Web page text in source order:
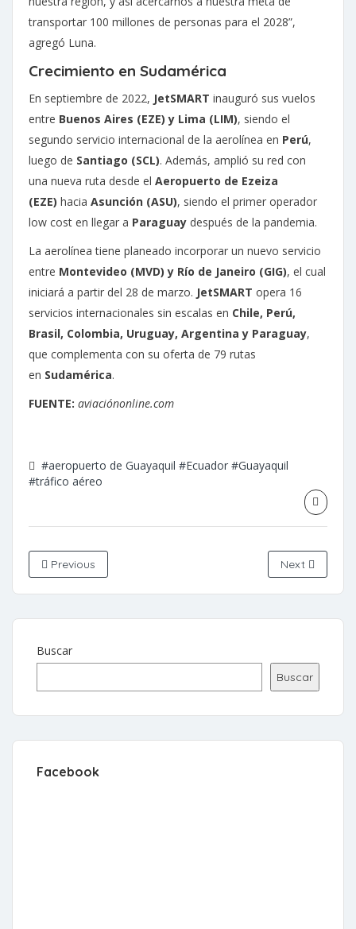
transportar 100 millones de personas para el 2028”,
agregó Luna.
Crecimiento en Sudamérica
En septiembre de 2022, JetSMART inauguró sus vuelos
entre Buenos Aires (EZE) y Lima (LIM), siendo el
segundo servicio internacional de la aerolínea en Perú,
luego de Santiago (SCL). Además, amplió su red con
una nueva ruta desde el Aeropuerto de Ezeiza
(EZE) hacia Asunción (ASU), siendo el primer operador
low cost en llegar a Paraguay después de la pandemia.
La aerolínea tiene planeado incorporar un nuevo servicio
entre Montevideo (MVD) y Río de Janeiro (GIG), el cual
iniciará a partir del 28 de marzo. JetSMART opera 16
servicios internacionales sin escalas en Chile, Perú,
Brasil, Colombia, Uruguay, Argentina y Paraguay,
que complementa con su oferta de 79 rutas
en Sudamérica.
FUENTE: aviaciónonline.com
#aeropuerto de Guayaquil #Ecuador #Guayaquil
#tráfico aéreo
Previous Next
Buscar
Buscar
Facebook